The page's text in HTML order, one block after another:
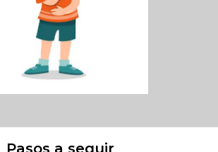
Pasos a seguir